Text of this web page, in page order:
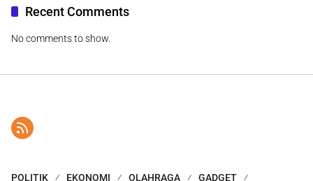
Recent Comments
No comments to show.
POLITIK EKONOMI OLAHRAGA GADGET